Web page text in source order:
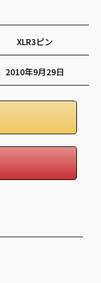
XLR3ピン
2010年9月29日